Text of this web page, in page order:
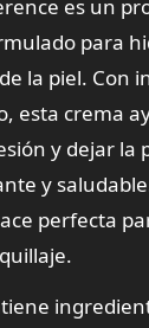
es un
para
la piel. Con
esta crema
y dejar la
y
perfecta